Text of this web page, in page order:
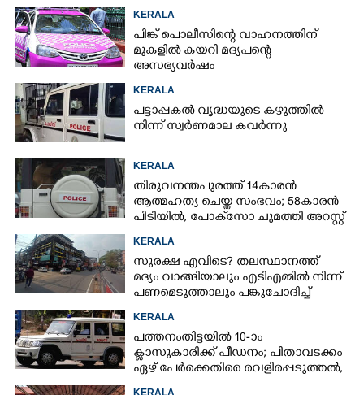
KERALA
പിങ്ക് പൊലീസിന്റെ വാഹനത്തിന്
മുകളിൽ കയറി മദ്യപന്റെ
അസഭ്യവ‌ർഷം
KERALA
പട്ടാപ്പകൽ വൃദ്ധയുടെ കഴുത്തിൽ
നിന്ന് സ്വർണമാല കവർന്നു
KERALA
തിരുവനന്തപുരത്ത് 14കാരൻ
ആത്മഹത്യ ചെയ്ത സംഭവം; 58കാരൻ
പിടിയിൽ, പോക്‌സോ ചുമത്തി അറസ്റ്റ്
KERALA
സുരക്ഷ എവിടെ?​ തലസ്ഥാനത്ത്
മദ്യം വാങ്ങിയാലും എടിഎമ്മിൽ നിന്ന്
പണമെടുത്താലും പങ്കുചോദിച്ച്
സാമൂഹ്യവിരുദ്ധർ
KERALA
പത്തനംതിട്ടയിൽ 10-ാം
ക്ലാസുകാരിക്ക് പീഡനം; പിതാവടക്കം
ഏഴ് പേർക്കെതിരെ വെളിപ്പെടുത്തൽ,
മൂന്നുപേർ അറസ്റ്റിൽ
KERALA